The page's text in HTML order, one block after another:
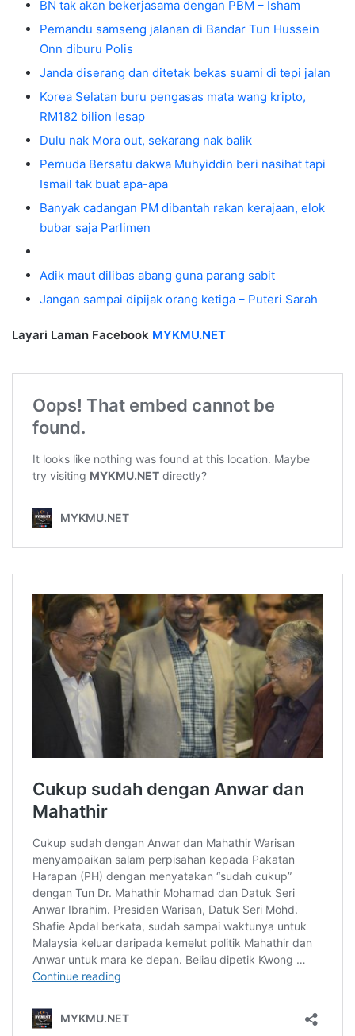
BN tak akan bekerjasama dengan PBM – Isham
Pemandu samseng jalanan di Bandar Tun Hussein
Onn diburu Polis
Janda diserang dan ditetak bekas suami di tepi jalan
Korea Selatan buru pengasas mata wang kripto,
RM182 bilion lesap
Dulu nak Mora out, sekarang nak balik
Pemuda Bersatu dakwa Muhyiddin beri nasihat tapi
Ismail tak buat apa-apa
Banyak cadangan PM dibantah rakan kerajaan, elok
bubar saja Parlimen
Adik maut dilibas abang guna parang sabit
Jangan sampai dipijak orang ketiga – Puteri Sarah
Layari Laman Facebook MYKMU.NET